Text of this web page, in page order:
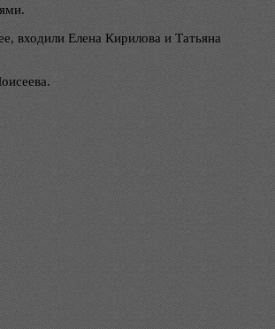
входили Елена Кирилова и Татьяна